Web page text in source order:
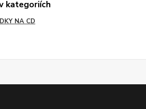
kategoriích
NA CD